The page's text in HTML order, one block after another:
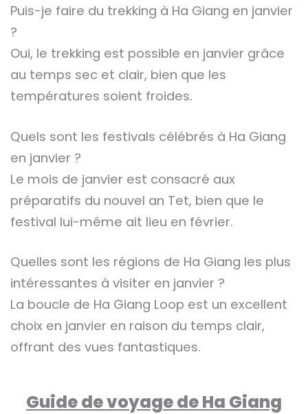
Puis-je faire du trekking à Ha Giang en janvier
?
Oui, le trekking est possible en janvier grâce
au temps sec et clair, bien que les
températures soient froides.
Quels sont les festivals célébrés à Ha Giang
en janvier ?
Le mois de janvier est consacré aux
préparatifs du nouvel an Tet, bien que le
festival lui-même ait lieu en février.
Quelles sont les régions de Ha Giang les plus
intéressantes à visiter en janvier ?
La boucle de Ha Giang Loop est un excellent
choix en janvier en raison du temps clair,
offrant des vues fantastiques.
Guide de voyage de Ha Giang